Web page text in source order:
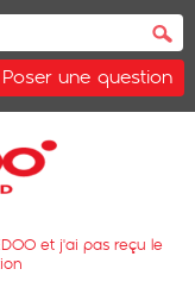
Poser une question
et j'ai pas reçu le